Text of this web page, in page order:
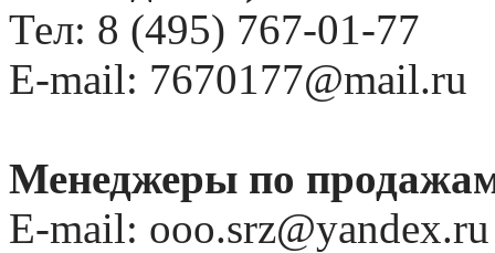
Тел: 8 (495) 767-01-77
E-mail: 7670177@mail.ru
Менеджеры по
E-mail: ooo.srz@yandex.ru